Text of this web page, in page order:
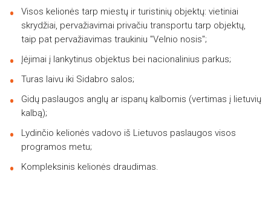
Visos kelionės tarp miestų ir turistinių objektų: vietiniai
skrydžiai, pervažiavimai privačiu transportu tarp objektų,
taip pat pervažiavimas traukiniu "Velnio nosis";
Įėjimai į lankytinus objektus bei nacionalinius parkus;
Turas laivu iki Sidabro salos;
Gidų paslaugos anglų ar ispanų kalbomis (vertimas į lietuvių
kalbą);
Lydinčio kelionės vadovo iš Lietuvos paslaugos visos
programos metu;
Kompleksinis kelionės draudimas.